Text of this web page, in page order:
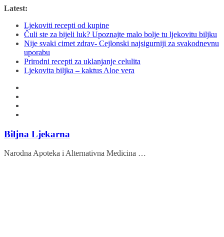
Skip
content
Latest:
Ljekoviti recepti od kupine
Čuli ste za bijeli luk? Upoznajte malo bolje tu ljekovitu biljku
Nije svaki cimet zdrav- Cejlonski najsigurniji za svakodnevnu
uporabu
Prirodni recepti za uklanjanje celulita
Ljekovita biljka – kaktus Aloe vera
Biljna Ljekarna
Narodna Apoteka i Alternativna Medicina …